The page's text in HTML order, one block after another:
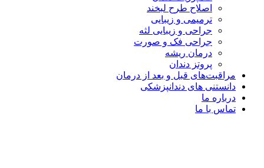
اصلاح طرح لبخند
ترمیمی و زیبایی
جراحی و زیبایی لثه
جراحی فک و صورت
درمان ریشه
پروتز دندان
مراقبت‌های قبل و بعد از درمان
دانستنی های دندانپزشکی
درباره ما
تماس با ما